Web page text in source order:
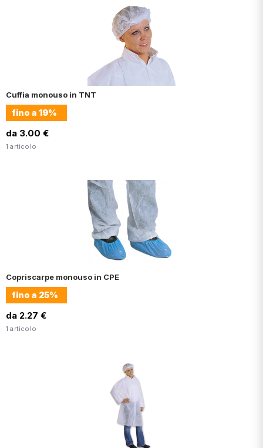
Cuffia monouso in TNT
fino a 19%
da 3.00 €
1 articolo
Copriscarpe monouso in CPE
fino a 25%
da 2.27 €
1 articolo